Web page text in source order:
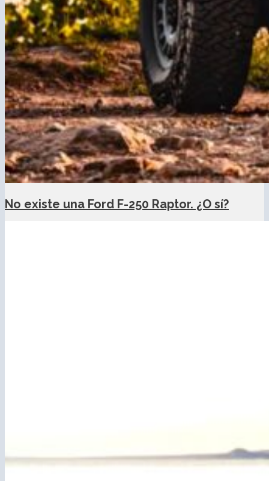
No existe una Ford F-250 Raptor. ¿O sí?